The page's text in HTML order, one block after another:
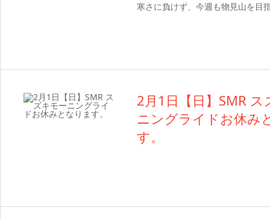
寒さに負けず、今週も物見山を目
2月1日【日】SMR ス
ニングライドお休み
す。